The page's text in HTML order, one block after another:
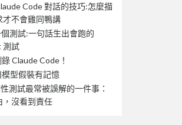
Code 對話的技巧:怎麼描
才不會雞同鴨講
測試:一句話生出會跑的
測試
Claude Code！
模型假裝有記憶
測試最常被誤解的一件事：
，沒看到責任